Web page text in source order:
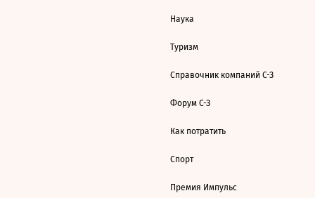
Наука
Туризм
Справочник компаний С-З
Форум С-З
Как потратить
Спорт
Премия Импульс